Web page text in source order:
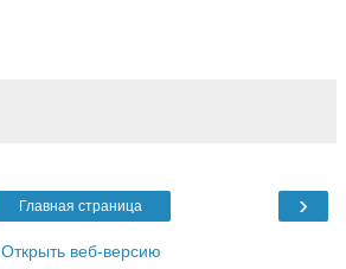
›
Главная страница
Открыть веб-версию